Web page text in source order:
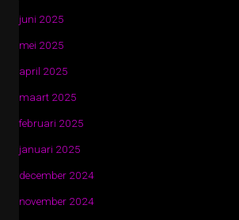
juni 2025
mei 2025
april 2025
maart 2025
februari 2025
januari 2025
december 2024
november 2024